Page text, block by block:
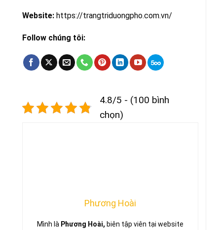
Website: https://trangtriduongpho.com.vn/
Follow chúng tôi:
4.8/5 - (100 bình
chọn)
Phương Hoài
Mình là Phương Hoài, biên tập viên tại website